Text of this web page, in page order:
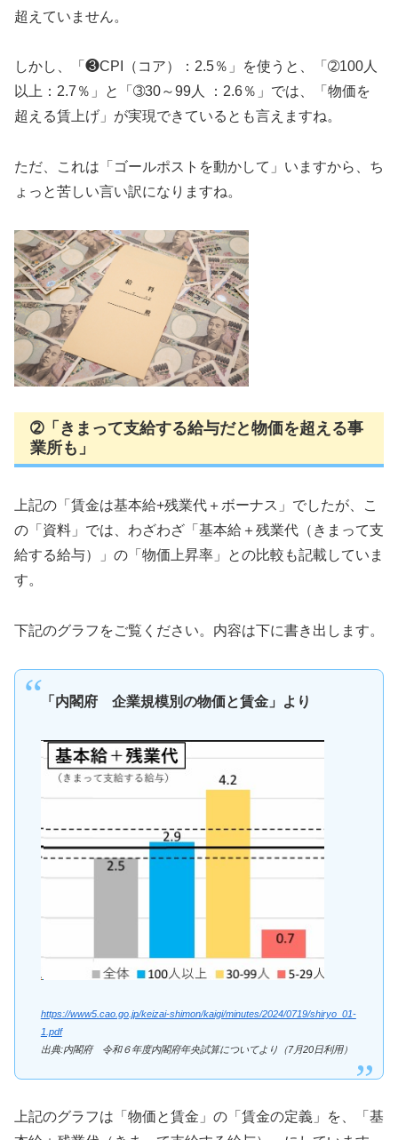
超えていません。
しかし、「❸CPI（コア）：2.5％」を使うと、「➁100人
以上：2.7％」と「➂30～99人 ：2.6％」では、「物価を
超える賃上げ」が実現できているとも言えますね。
ただ、これは「ゴールポストを動かして」いますから、ち
ょっと苦しい言い訳になりますね。
➁「きまって支給する給与だと物価を超える事
業所も」
上記の「賃金は基本給+残業代＋ボーナス」でしたが、こ
の「資料」では、わざわざ「基本給＋残業代（きまって支
給する給与）」の「物価上昇率」との比較も記載していま
す。
下記のグラフをご覧ください。内容は下に書き出します。
「内閣府 企業規模別の物価と賃金」より
https://www5.cao.go.jp/keizai-shimon/kaigi/minutes/2024/0719/shiryo_01-
1.pdf
出典:内閣府 令和６年度内閣府年央試算についてより（7月20日利用）
上記のグラフは「物価と賃金」の「賃金の定義」を、「基